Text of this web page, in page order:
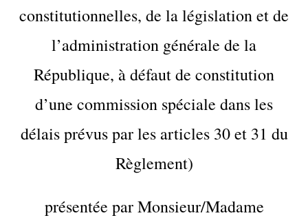
constitutionnelles, de la législation et de
l’administration générale de la
République, à défaut de constitution
d’une commission spéciale dans les
délais prévus par les articles 30 et 31 du
Règlement)
présentée par Monsieur/Madame